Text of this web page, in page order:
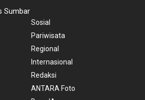
Sumbar
Sosial
Pariwisata
Regional
Internasional
Redaksi
ANTARA Foto